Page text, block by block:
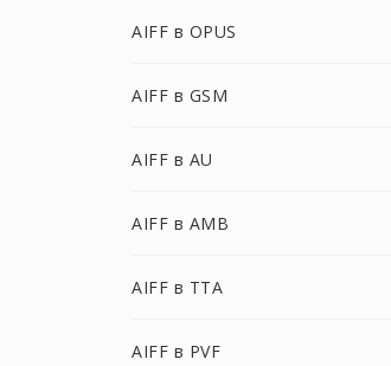
AIFF в OPUS
AIFF в GSM
AIFF в AU
AIFF в AMB
AIFF в TTA
AIFF в PVF